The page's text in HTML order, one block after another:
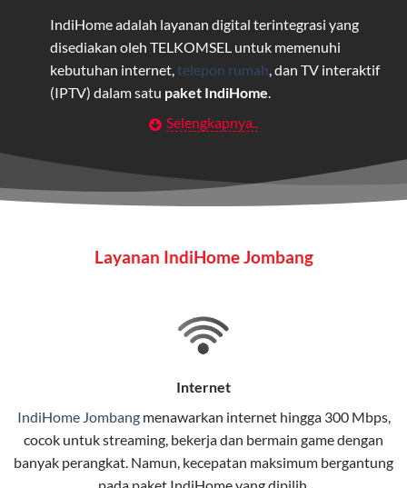
IndiHome adalah layanan digital terintegrasi yang
disediakan oleh TELKOMSEL untuk memenuhi
kebutuhan internet, telepon rumah , dan TV interaktif
(IPTV) dalam satu paket IndiHome
Layanan Wifi Indihome ini dirancang untuk
maupun individu yang membutuhkan konektivitas dan
hiburan berkualitas tinggi.
pengguna rumah dan bisnis.
stabil, dan memiliki berbagai pilihan paket IndiHome
Selain internet, layanan IndiHome juga mencakup TV
interaktif (IndiHome TV) dan telepon rumah dalam
Selengkapnya..
Layanan IndiHome Jombang
Internet
IndiHome Jombangmenawarkan internethingga 300 Mbps,
cocok untuk streaming, bekerja dan bermain game dengan
banyak perangkat. Namun, kecepatan maksimum bergantung